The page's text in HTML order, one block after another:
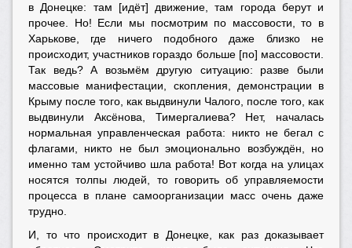
в Донецке: там [идёт] движение, там города берут и
прочее. Но! Если мы посмотрим по массовости, то в
Харькове, где ничего подобного даже близко не
происходит, участников гораздо больше [по] массовости.
Так ведь? А возьмём другую ситуацию: разве были
массовые манифестации, скопления, демонстрации в
Крыму после того, как выдвинули Чалого, после того, как
выдвинули Аксёнова, Тимергалиева? Нет, началась
нормальная управленческая работа: никто не бегал с
флагами, никто не был эмоционально возбуждён, но
именно там устойчиво шла работа! Вот когда на улицах
носятся толпы людей, то говорить об управляемости
процесса в плане самоорганизации масс очень даже
трудно.
И, то что происходит в Донецке, как раз доказывает